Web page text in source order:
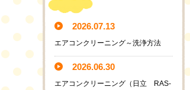
2026.07.13
エアコンクリーニング～洗浄方法
2026.06.30
エアコンクリーニング（日立 RAS-